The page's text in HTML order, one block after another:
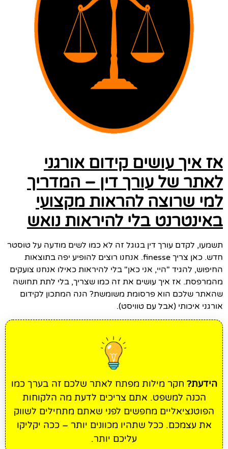
אז איך עושים קידום אורגני
לאתר של עורך דין – המדריך
למי שרוצה להראות מקצועי
באינטרנט בלי להיראות נואש
תשמעו, לקדם עורך דין בגוגל זה לא כמו לשים מודעה על טוסטר
חדש. כאן צריך finesse. אנחנו רוצים להופיע יפה בתוצאות
החיפוש, להגיד "היי, אני כאן" בלי להיראות כאילו אנחנו צועקים
מהמרפסת. אז איך עושים את זה כמו שצריך, בלי לתת תחושה
שהאתר שלכם הוא פרסומת משומשת? הנה המתכון לקידום
אורגני איכותי (אבל עם טוויסט).
הידעת? חקר מילות מפתח לאתר שלכם זה בערך כמו
הכנה למשפט. אתם צריכים לדעת מה הלקוחות
הפוטנציאליים מחפשים לפני שאתם מתחילים לשווק
את עצמכם. ככל שתהיו מכוונים יותר – ככה יקליקו
עליכם יותר.